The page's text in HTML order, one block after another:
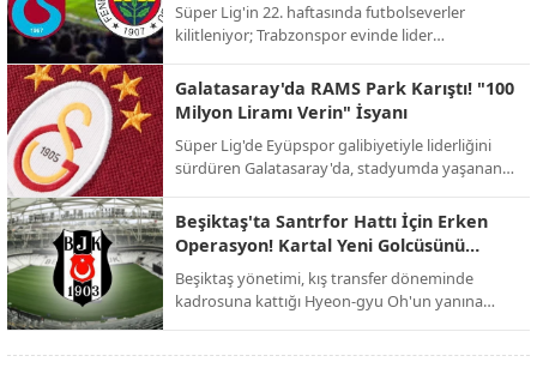
Süper Lig'in 22. haftasında futbolseverler
kilitleniyor; Trabzonspor evinde lider
yeniden şekillendirmek istiyor.
Galatasaray'da RAMS Park Karıştı! "100
Milyon Liramı Verin" İsyanı
Süper Lig'de Eyüpspor galibiyetiyle liderliğini
sürdüren Galatasaray'da, stadyumda yaşanan
kaldı.
Beşiktaş'ta Santrfor Hattı İçin Erken
Operasyon! Kartal Yeni Golcüsünü
Buldu
Beşiktaş yönetimi, kış transfer döneminde
kadrosuna kattığı Hyeon-gyu Oh'un yanına